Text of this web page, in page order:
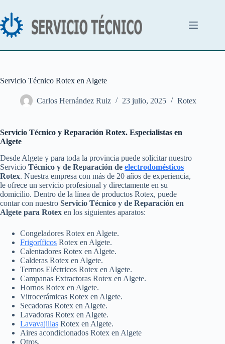
contenido
Servicio Técnico Rotex en Algete
Carlos Hernández Ruiz 23 julio, 2025 Rotex
Servicio Técnico y Reparación Rotex. Especialistas en
Algete
Desde Algete y para toda la provincia puede solicitar nuestro
Servicio Técnico y de Reparación de electrodomésticos
Rotex. Nuestra empresa con más de 20 años de experiencia,
le ofrece un servicio profesional y directamente en su
domicilio. Dentro de la línea de productos Rotex, puede
contar con nuestro Servicio Técnico y de Reparación en
Algete para Rotex en los siguientes aparatos:
Congeladores Rotex en Algete.
Frigoríficos Rotex en Algete.
Calentadores Rotex en Algete.
Calderas Rotex en Algete.
Termos Eléctricos Rotex en Algete.
Campanas Extractoras Rotex en Algete.
Hornos Rotex en Algete.
Vitrocerámicas Rotex en Algete.
Secadoras Rotex en Algete.
Lavadoras Rotex en Algete.
Lavavajillas Rotex en Algete.
Aires acondicionados Rotex en Algete
Otros.